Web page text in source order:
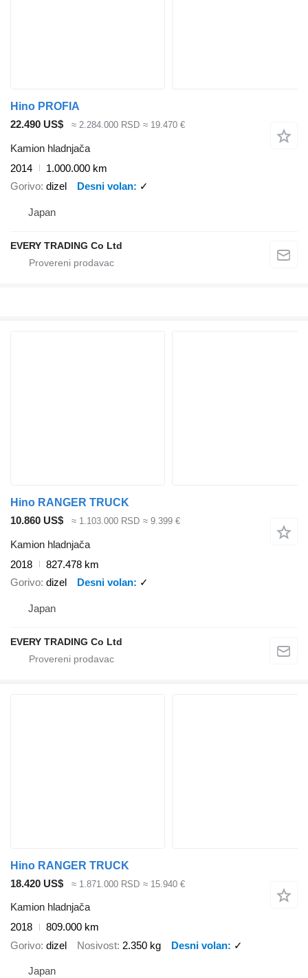
Hino PROFIA
22.490 US$
≈ 2.284.000 RSD ≈ 19.470 €
Kamion hladnjača
2014
1.000.000 km
Gorivo dizel Desni volan ✓
Japan
EVERY TRADING Co Ltd
Hino RANGER TRUCK
10.860 US$
≈ 1.103.000 RSD ≈ 9.399 €
Kamion hladnjača
2018
827.478 km
Gorivo dizel Desni volan ✓
Japan
EVERY TRADING Co Ltd
Hino RANGER TRUCK
18.420 US$
≈ 1.871.000 RSD ≈ 15.940 €
Kamion hladnjača
2018
809.000 km
Gorivo dizel Nosivost 2.350 kg Desni volan ✓
Japan